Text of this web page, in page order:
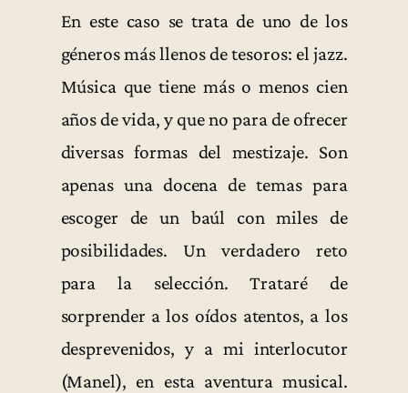
En este caso se trata de uno de los
géneros más llenos de tesoros: el jazz.
Música que tiene más o menos cien
años de vida, y que no para de ofrecer
diversas formas del mestizaje. Son
apenas una docena de temas para
escoger de un baúl con miles de
posibilidades. Un verdadero reto
para la selección. Trataré de
sorprender a los oídos atentos, a los
desprevenidos, y a mi interlocutor
(Manel), en esta aventura musical.